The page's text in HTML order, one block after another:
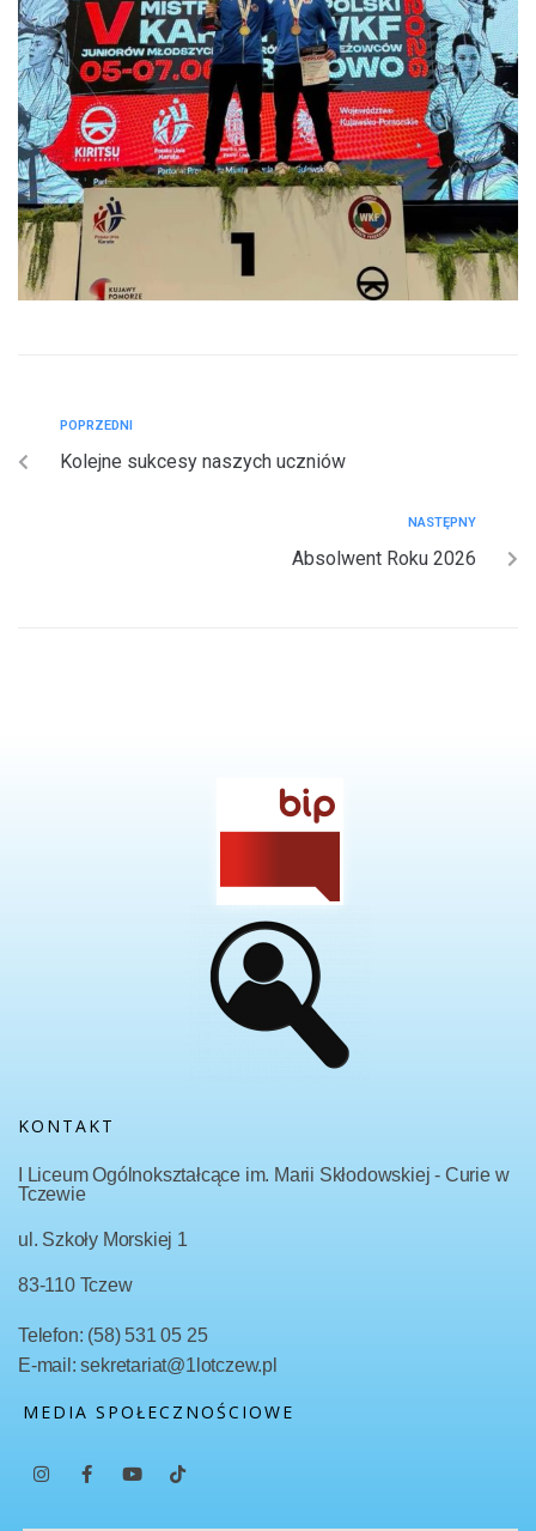
POPRZEDNI
Kolejne sukcesy naszych uczniów
NASTĘPNY
Absolwent Roku 2026
KONTAKT
I Liceum Ogólnokształcące im. Marii Skłodowskiej - Curie w
Tczewie
ul. Szkoły Morskiej 1
83-110 Tczew
Telefon: (58) 531 05 25
E-mail: sekretariat@1lotczew.pl
MEDIA SPOŁECZNOŚCIOWE